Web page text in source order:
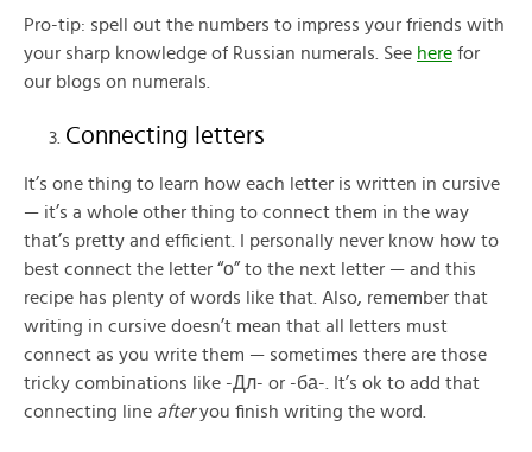
Pro-tip: spell out the numbers to impress your friends with
your sharp knowledge of Russian numerals. See here for
our blogs on numerals.
Connecting letters
It’s one thing to learn how each letter is written in cursive
— it’s a whole other thing to connect them in the way
that’s pretty and efficient. I personally never know how to
best connect the letter “о” to the next letter — and this
recipe has plenty of words like that. Also, remember that
writing in cursive doesn’t mean that all letters must
connect as you write them — sometimes there are those
tricky combinations like -Дл- or -ба-. It’s ok to add that
connecting line afteryou finish writing the word.